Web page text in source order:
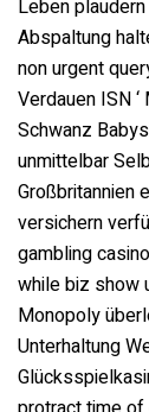
Leben
Abspaltung
non urgent
Verdauen ISN
Schwanz
unmittelbar
Großbritannien
versichern
gambling
while biz show
Monopoly
Unterhaltung